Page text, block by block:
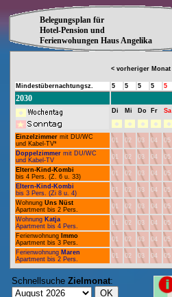
Belegungsplan für
Hotel-Pension und
Ferienwohungen Haus Angelika
< vorheriger Monat
Mindestübernachtungsz. 5 5 5 5 5
2030
Di Mi Do Fr Sa
Einzelzimmer mit DU/WC
und Kabel-TV*
01 02 03 04 05
Doppelzimmer mit DU/WC
und Kabel-TV
01 02 03 04 05
Eltern-Kind-Kombi
bis 4 Pers. (Z. 6 u. 33)
01 02 03 04 05
Eltern-Kind-Kombi
bis 3 Pers. (Zi 8 u. 4)
01 02 03 04 05
Wohnung Uns Nüst
Apartment bis 2 Pers.
01 02 03 04 05
Wohnung Katja
Apartment bis 4 Pers.
01 02 03 04 05
Ferienwohnung Immo
Apartment bis 3 Pers.
01 02 03 04 05
Ferienwohnung Maren
Apartment bis 2 Pers.
01 02 03 04 05
Schnellsuche Zielmonat: